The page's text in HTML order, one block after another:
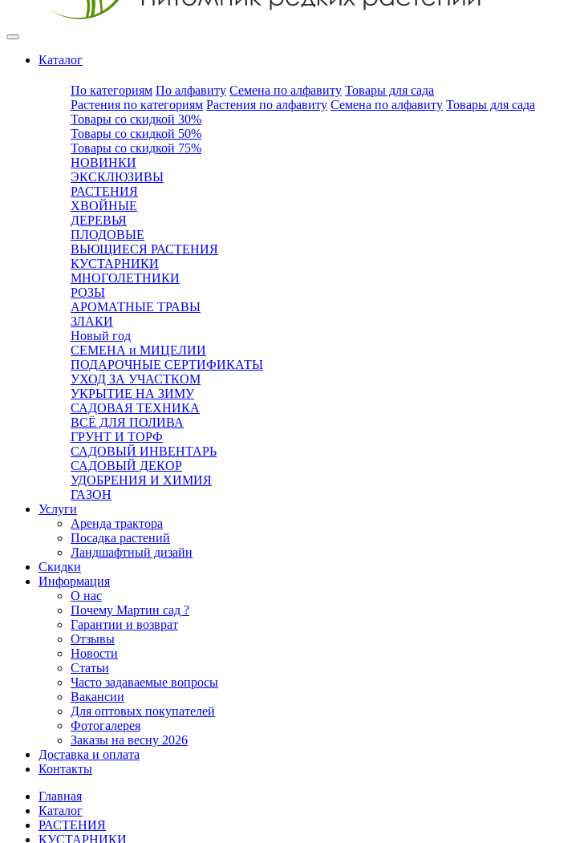
Каталог
По категориям По алфавиту Семена по алфавиту Товары для сада
Растения по категориям Растения по алфавиту Семена по алфавиту Товары для сада
Товары со скидкой 30%
Товары со скидкой 50%
Товары со скидкой 75%
НОВИНКИ
ЭКСКЛЮЗИВЫ
РАСТЕНИЯ
ХВОЙНЫЕ
ДЕРЕВЬЯ
ПЛОДОВЫЕ
ВЬЮЩИЕСЯ РАСТЕНИЯ
КУСТАРНИКИ
МНОГОЛЕТНИКИ
РОЗЫ
АРОМАТНЫЕ ТРАВЫ
ЗЛАКИ
Новый год
СЕМЕНА и МИЦЕЛИИ
ПОДАРОЧНЫЕ СЕРТИФИКАТЫ
УХОД ЗА УЧАСТКОМ
УКРЫТИЕ НА ЗИМУ
САДОВАЯ ТЕХНИКА
ВСЁ ДЛЯ ПОЛИВА
ГРУНТ И ТОРФ
САДОВЫЙ ИНВЕНТАРЬ
САДОВЫЙ ДЕКОР
УДОБРЕНИЯ И ХИМИЯ
ГАЗОН
Услуги
Аренда трактора
Посадка растений
Ландшафтный дизайн
Скидки
Информация
О нас
Почему Мартин сад ?
Гарантии и возврат
Отзывы
Новости
Статьи
Часто задаваемые вопросы
Вакансии
Для оптовых покупателей
Фотогалерея
Заказы на весну 2026
Доставка и оплата
Контакты
Главная
Каталог
РАСТЕНИЯ
КУСТАРНИКИ